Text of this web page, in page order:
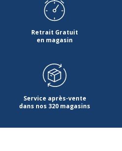
Retrait Gratuit
en magasin
Service après-vente
dans nos 320 magasins